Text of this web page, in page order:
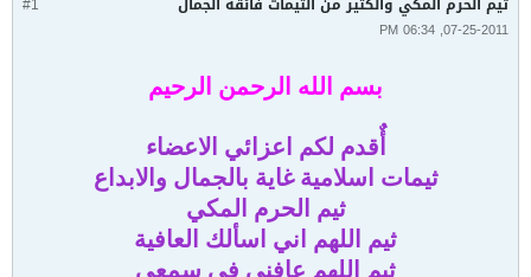
07-25-2011, 06:34 PM
بسم الله الرحمن الرحيم
أٌقدم لكم اعزائي الاعضاء
ثيمات اسلامية غاية بالجمال والابداع
ثيم الحرم المكي
ثيم اللهم اني اسألك العافية
ثيم اللهم عافني في سمعي